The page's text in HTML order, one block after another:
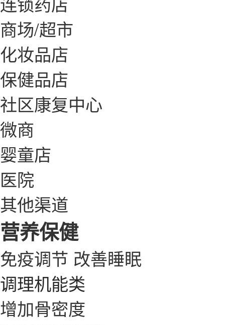
商场/超市
化妆品店
保健品店
社区康复中心
微商
婴童店
医院
其他渠道
营养保健
免疫调节 改善睡眠
调理机能类
增加骨密度